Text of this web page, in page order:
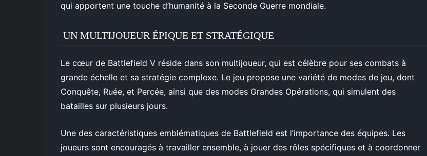
qui apportent une touche d’humanité à la Seconde Guerre mondiale.
UN MULTIJOUEUR ÉPIQUE ET STRATÉGIQUE
Le cœur de Battlefield V réside dans son multijoueur, qui est célèbre pour ses combats à
grande échelle et sa stratégie complexe. Le jeu propose une variété de modes de jeu, dont
Conquête, Ruée, et Percée, ainsi que des modes Grandes Opérations, qui simulent des
batailles sur plusieurs jours.
Une des caractéristiques emblématiques de Battlefield est l’importance des équipes. Les
joueurs sont encouragés à travailler ensemble, à jouer des rôles spécifiques et à coordonner